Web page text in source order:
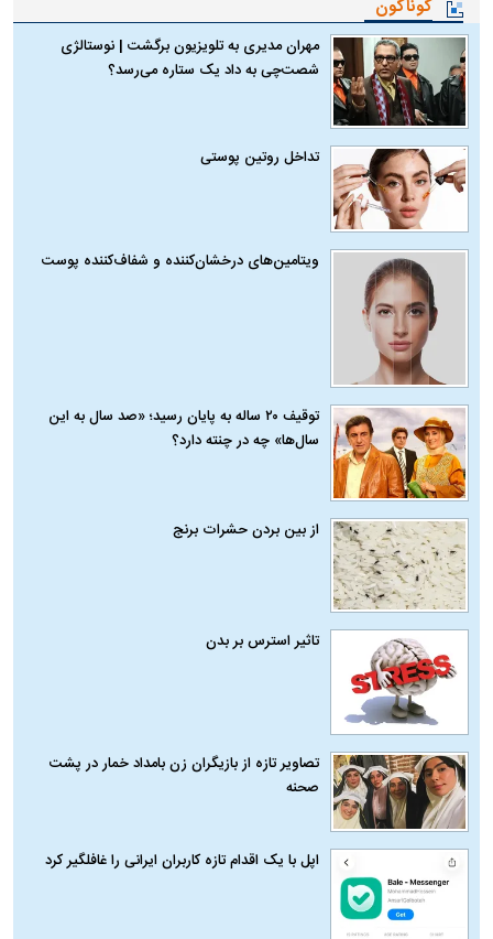
گوناگون
مهران مدیری به تلویزیون برگشت | نوستالژی
شصت‌چی به داد یک ستاره می‌رسد؟
تداخل روتین پوستی
ویتامین‌های درخشان‌کننده و شفاف‌کننده پوست
توقیف ۲۰ ساله به پایان رسید؛ «صد سال به این
سال‌ها» چه در چنته دارد؟
از بین بردن حشرات برنج
تاثیر استرس بر بدن
تصاویر تازه از بازیگران زن بامداد خمار در پشت
صحنه
اپل با یک اقدام تازه کاربران ایرانی را غافلگیر کرد